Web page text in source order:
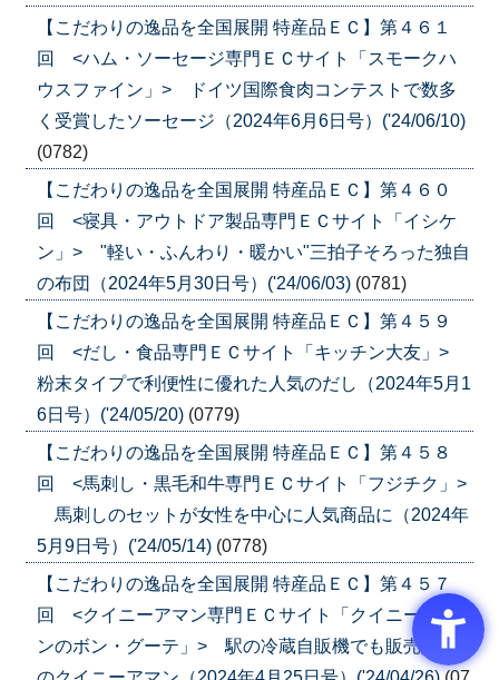
【こだわりの逸品を全国展開 特産品ＥＣ】第４６１
回 <ハム・ソーセージ専門ＥＣサイト「スモークハ
ウスファイン」> ドイツ国際食肉コンテストで数多
く受賞したソーセージ（2024年6月6日号）('24/06/10)
(0782)
【こだわりの逸品を全国展開 特産品ＥＣ】第４６０
回 <寝具・アウトドア製品専門ＥＣサイト「イシケ
ン」> "軽い・ふんわり・暖かい"三拍子そろった独自
の布団（2024年5月30日号）('24/06/03) (0781)
【こだわりの逸品を全国展開 特産品ＥＣ】第４５９
回 <だし・食品専門ＥＣサイト「キッチン大友」>
粉末タイプで利便性に優れた人気のだし（2024年5月1
6日号）('24/05/20) (0779)
【こだわりの逸品を全国展開 特産品ＥＣ】第４５８
回 <馬刺し・黒毛和牛専門ＥＣサイト「フジチク」>
馬刺しのセットが女性を中心に人気商品に（2024年
5月9日号）('24/05/14) (0778)
【こだわりの逸品を全国展開 特産品ＥＣ】第４５７
回 <クイニーアマン専門ＥＣサイト「クイニーアマ
ンのボン・グーテ」> 駅の冷蔵自販機でも販売人気